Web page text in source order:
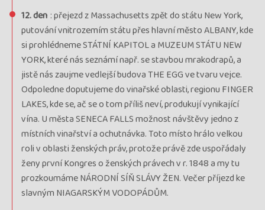
12. den : přejezd z Massachusetts zpět do státu New York,
putování vnitrozemím státu přes hlavní město ALBANY, kde
si prohlédneme STÁTNÍ KAPITOL a MUZEUM STÁTU NEW
YORK, které nás seznámí např. se stavbou mrakodrapů, a
jistě nás zaujme vedlejší budova THE EGG ve tvaru vejce.
Odpoledne doputujeme do vinařské oblasti, regionu FINGER
LAKES, kde se, ač se o tom příliš neví, produkují vynikající
vína. U města SENECA FALLS možnost návštěvy jedno z
místních vinařství a ochutnávka. Toto místo hrálo velkou
roli v oblasti ženských práv, protože právě zde uspořádaly
ženy první Kongres o ženských právech v r. 1848 a my tu
prozkoumáme NÁRODNÍ SÍŇ SLÁVY ŽEN. Večer příjezd ke
slavným NIAGARSKÝM VODOPÁDŮM.